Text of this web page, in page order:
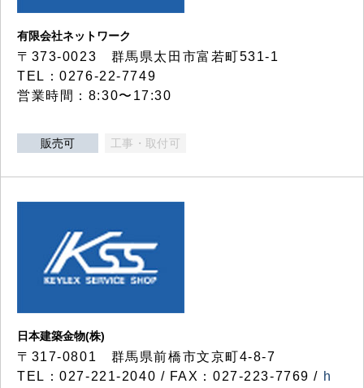
有限会社ネットワーク
〒373-0023 群馬県太田市富若町531-1
TEL：0276-22-7749
営業時間：8:30〜17:30
販売可 工事・取付可
日本建築金物(株)
〒317‐0801 群馬県前橋市文京町4-8-7
TEL：027-221-2040 / FAX：027-223-7769 / h